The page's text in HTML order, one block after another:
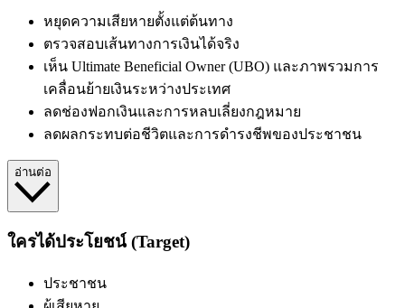
หยุดความเสียหายตั้งแต่ต้นทาง
ตรวจสอบเส้นทางการเงินได้จริง
เห็น Ultimate Beneficial Owner (UBO) และภาพรวมการ
เคลื่อนย้ายเงินระหว่างประเทศ
ลดช่องฟอกเงินและการหลบเลี่ยงกฎหมาย
ลดผลกระทบต่อชีวิตและการดำรงชีพของประชาชน
อ่านต่อ
ใครได้ประโยชน์ (Target)
ประชาชน